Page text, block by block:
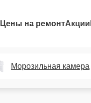
Цены на ремонтАкции
Морозильная камера